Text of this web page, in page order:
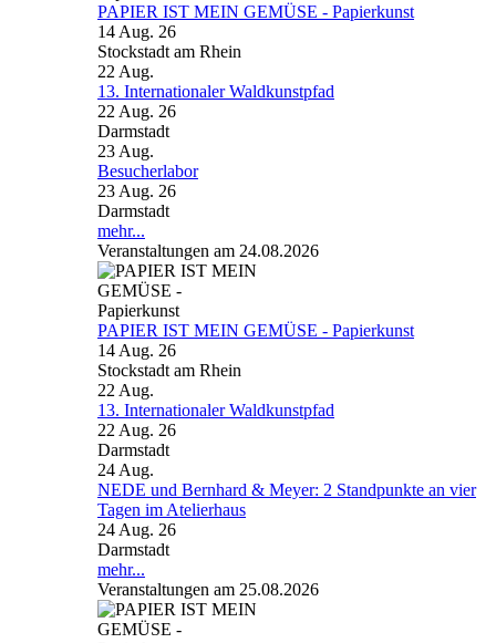
PAPIER IST MEIN GEMÜSE - Papierkunst
14 Aug. 26
Stockstadt am Rhein
22 Aug.
13. Internationaler Waldkunstpfad
22 Aug. 26
Darmstadt
23 Aug.
Besucherlabor
23 Aug. 26
Darmstadt
mehr...
Veranstaltungen am 24.08.2026
PAPIER IST MEIN GEMÜSE - Papierkunst
14 Aug. 26
Stockstadt am Rhein
22 Aug.
13. Internationaler Waldkunstpfad
22 Aug. 26
Darmstadt
24 Aug.
NEDE und Bernhard & Meyer: 2 Standpunkte an vier
Tagen im Atelierhaus
24 Aug. 26
Darmstadt
mehr...
Veranstaltungen am 25.08.2026